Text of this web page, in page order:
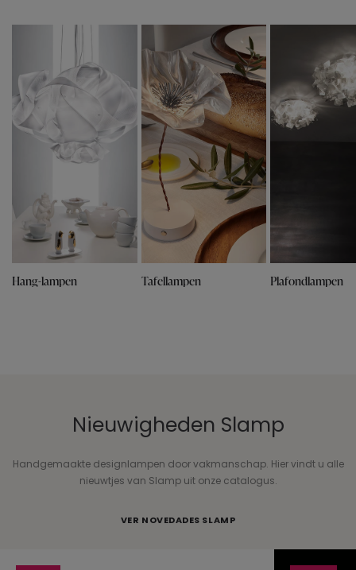
Hang-lampen Tafellampen Plafondlampen
Nieuwigheden Slamp
Handgemaakte designlampen door vakmanschap. Hier vindt u alle
nieuwtjes van Slamp uit onze catalogus.
VER NOVEDADES SLAMP